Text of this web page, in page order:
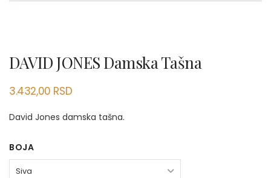
DAVID JONES Damska Tašna
3.432,00 RSD
David Jones damska tašna.
BOJA